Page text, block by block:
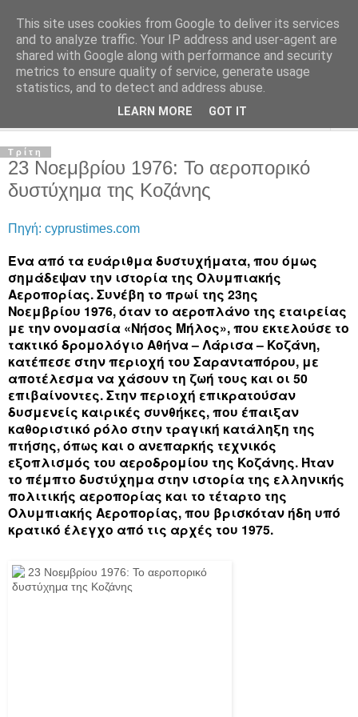
MPC - Πληροφορίες Αεροναυτιλίας
Τρίτη
23 Νοεμβρίου 1976: Το αεροπορικό
δυστύχημα της Κοζάνης
Πηγή: cyprustimes.com
Ένα από τα ευάριθμα δυστυχήματα, που όμως
σημάδεψαν την ιστορία της Ολυμπιακής
Αεροπορίας. Συνέβη το πρωί της 23ης
Νοεμβρίου 1976, όταν το αεροπλάνο της εταιρείας
με την ονομασία «Νήσος Μήλος», που εκτελούσε το
τακτικό δρομολόγιο Αθήνα – Λάρισα – Κοζάνη,
κατέπεσε στην περιοχή του Σαρανταπόρου, με
αποτέλεσμα να χάσουν τη ζωή τους και οι 50
επιβαίνοντες. Στην περιοχή επικρατούσαν
δυσμενείς καιρικές συνθήκες, που έπαιξαν
καθοριστικό ρόλο στην τραγική κατάληξη της
πτήσης, όπως και ο ανεπαρκής τεχνικός
εξοπλισμός του αεροδρομίου της Κοζάνης. Ήταν
το πέμπτο δυστύχημα στην ιστορία της ελληνικής
πολιτικής αεροπορίας και το τέταρτο της
Ολυμπιακής Αεροπορίας, που βρισκόταν ήδη υπό
κρατικό έλεγχο από τις αρχές του 1975.
This site uses cookies from Google to deliver its services
and to analyze traffic. Your IP address and user-agent are
shared with Google along with performance and security
metrics to ensure quality of service, generate usage
statistics, and to detect and address abuse.
LEARN MORE GOT IT